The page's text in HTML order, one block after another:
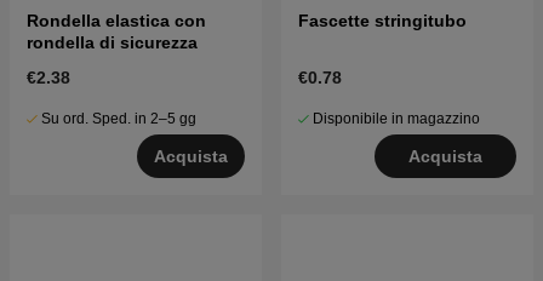
Rondella elastica con
rondella di sicurezza
€2.38
Su ord. Sped. in 2–5 gg
Acquista
Fascette stringitubo
€0.78
Disponibile in magazzino
Acquista